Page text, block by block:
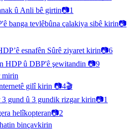
û Anli bê girtin📷1
banga tevlêbûna çalakiya sibê kirin📷
esnafên Sûrê ziyaret kirin📷6
HDP û DBP'ê şewitandin 📷9
mirin
gilî kirin 📷4🎬
3 gund û 3 gundik rizgar kirin📷1
helîkopteran📷2
binçavkirin